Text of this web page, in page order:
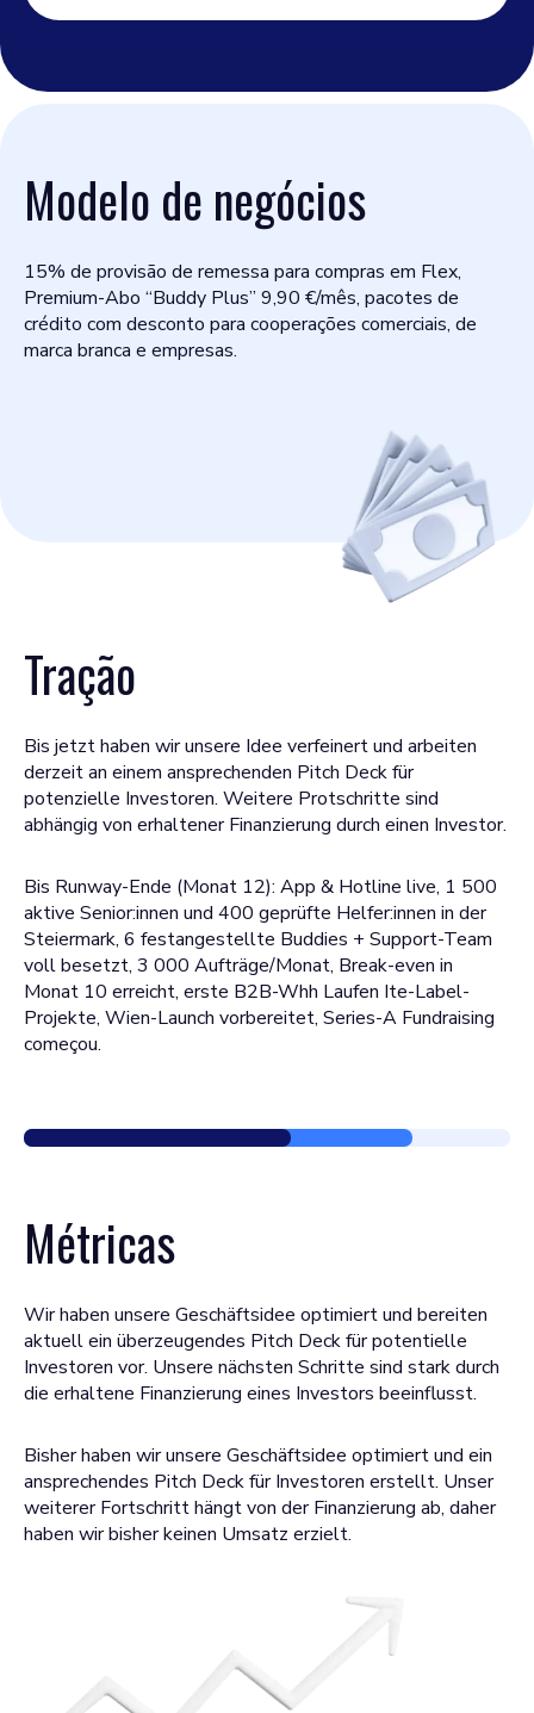
Modelo de negócios
15% de provisão de remessa para compras em Flex,
Premium-Abo “Buddy Plus” 9,90 €/mês, pacotes de
crédito com desconto para cooperações comerciais, de
marca branca e empresas.
Tração
Bis jetzt haben wir unsere Idee verfeinert und arbeiten
derzeit an einem ansprechenden Pitch Deck für
potenzielle Investoren. Weitere Protschritte sind
abhängig von erhaltener Finanzierung durch einen Investor.
Bis Runway-Ende (Monat 12): App & Hotline live, 1 500
aktive Senior:innen und 400 geprüfte Helfer:innen in der
Steiermark, 6 festangestellte Buddies + Support-Team
voll besetzt, 3 000 Aufträge/Monat, Break-even in
Monat 10 erreicht, erste B2B-Whh Laufen Ite-Label-
Projekte, Wien-Launch vorbereitet, Series-A Fundraising
começou.
Métricas
Wir haben unsere Geschäftsidee optimiert und bereiten
aktuell ein überzeugendes Pitch Deck für potentielle
Investoren vor. Unsere nächsten Schritte sind stark durch
die erhaltene Finanzierung eines Investors beeinflusst.
Bisher haben wir unsere Geschäftsidee optimiert und ein
ansprechendes Pitch Deck für Investoren erstellt. Unser
weiterer Fortschritt hängt von der Finanzierung ab, daher
haben wir bisher keinen Umsatz erzielt.